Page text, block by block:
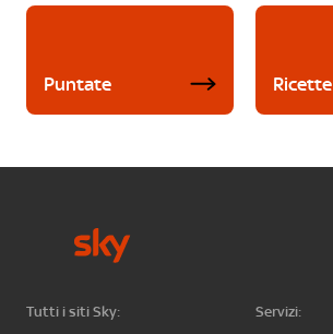
Puntate Ricette
Tutti i siti Sky:
Servizi: